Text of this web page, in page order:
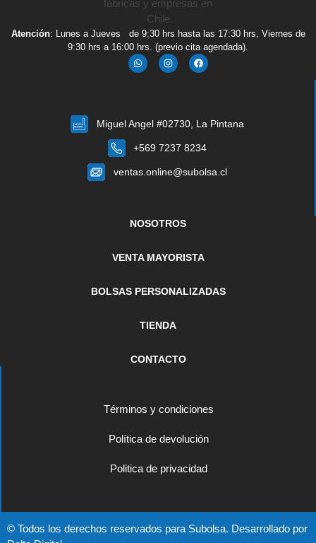
Atención: Lunes a Jueves de 9:30 hrs hasta las 17:30 hrs, Viernes de
9:30 hrs a 16:00 hrs. (previo cita agendada).
Miguel Angel #02730, La Pintana
+569 7237 8234
ventas.online@subolsa.cl
NOSOTROS
VENTA MAYORISTA
BOLSAS PERSONALIZADAS
TIENDA
CONTACTO
Términos y condiciones
Política de devolución
Politica de privacidad
© Todos los derechos reservados para Subolsa. Desarrollado por